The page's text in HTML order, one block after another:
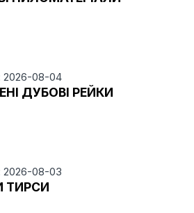
2026-08-04
ДУБОВІ РЕЙКИ
2026-08-03
ТИРСИ